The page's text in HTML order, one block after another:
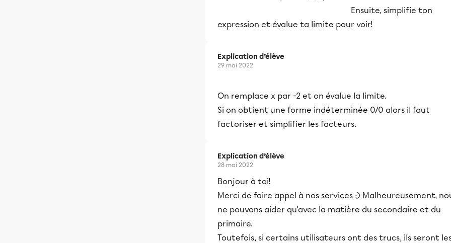
Ensuite, simplifie ton
expression et évalue ta limite pour voir!
Explication d’élève
29 mai 2022
On remplace x par -2 et on évalue la limite.
Si on obtient une forme indéterminée 0/0 alors il faut
factoriser et simplifier les facteurs.
Explication d’élève
28 mai 2022
Bonjour à toi!
Merci de faire appel à nos services ;) Malheureusement,
ne pouvons aider qu'avec la matière du secondaire et du
primaire.
Toutefois, si certains utilisateurs ont des trucs, ils seront